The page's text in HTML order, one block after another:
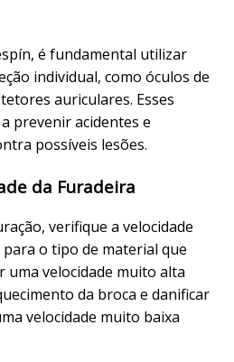
é fundamental utilizar
individual, como óculos de
auriculares. Esses
prevenir acidentes e
possíveis lesões.
da Furadeira
verifique a velocidade
o tipo de material que
velocidade muito alta
da broca e danificar
velocidade muito baixa